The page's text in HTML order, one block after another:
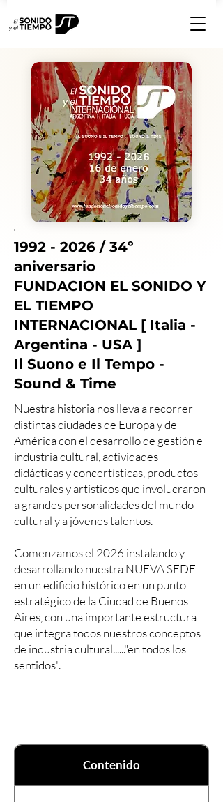
1992 - 2026 / 34º
aniversario
FUNDACION EL SONIDO Y
EL TIEMPO
INTERNACIONAL [ Italia -
Argentina - USA ]
Il Suono e Il Tempo -
Sound & Time
Nuestra historia nos lleva a recorrer
distintas ciudades de Europa y de
América con el desarrollo de gestión e
industria cultural, actividades
didácticas y concertísticas, productos
culturales y artísticos que involucraron
a grandes personalidades del mundo
cultural y a jóvenes talentos.
Comenzamos el 2026 instalando y
desarrollando nuestra NUEVA SEDE
en un edificio histórico en un punto
estratégico de la Ciudad de Buenos
Aires, con una importante estructura
que integra todos nuestros conceptos
de industria cultural......"en todos los
sentidos".
Contenido